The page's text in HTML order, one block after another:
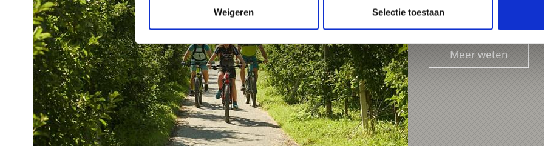
Weigeren Selectie toestaan214 hm
Meer weten